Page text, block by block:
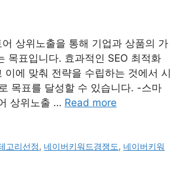
상위노출을 통해 기업과 상품의 가
목표입니다. 효과적인 SEO 최적화
에 맞춰 전략을 수립하는 것에서 시
목표를 달성할 수 있습니다. -스마
상위노출 … Read more
고리선정, 네이버키워드경쟁도, 네이버키워